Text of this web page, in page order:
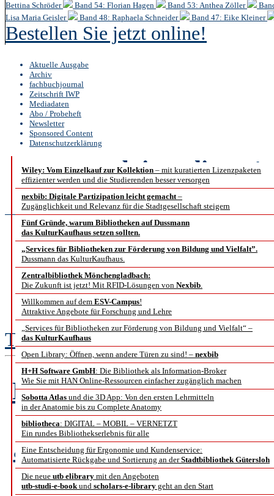
Bettina Schröder
Band 54: Florian Hagen Band 53: Anthea Zöller
Lisa Maria Geisler
Band 48: Raphaela Schneider Band 47: Eike Kleiner
Bestellen Sie jetzt online!
Aktuelle Ausgabe
Archiv
fachbuchjournal
Zeitschrift IWP
Mediadaten
Abo / Probeheft
Newsletter
Sponsored Content
Datenschutzerklärung
Wiley: Vom Einzelkauf zur Kollektion – mit kuratierten Lizenzpaketen
effizienter werden und die Studierenden besser versorgen
nexbib: Digitale Partizipation leicht gemacht–
Zugänglichkeit und Relevanz für die Stadtgesellschaft steigern
Fünf Gründe, warum Bibliotheken auf Dussmann
das KulturKaufhaus setzen sollten.
„Services für Bibliotheken zur Förderung von Bildung und Vielfalt”.
Dussmann das KulturKaufhaus.
Zentralbibliothek Mönchengladbach:
Die Zukunft ist jetzt! Mit RFID-Lösungen von Nexbib.
Willkommen auf dem ESV-Campus!
Attraktive Angebote für Forschung und Lehre
„Services für Bibliotheken zur Förderung von Bildung und Vielfalt“ –
das KulturKaufhaus
Open Library: Öffnen, wenn andere Türen zu sind! – nexbib
H+H Software GmbH: Die Bibliothek als Information-Broker
Wie Sie mit HAN Online-Ressourcen einfacher zugänglich machen
Sobotta Atlas und die 3D App: Von den ersten Lehrmitteln
in der Anatomie bis zu Complete Anatomy
bibliotheca: DIGITAL – MOBIL – VERNETZT
Ein rundes Bibliothekserlebnis für alle
Eine Entscheidung für Ergonomie und Kundenservice:
Automatisierte Rückgabe und Sortierung an derStadtbibliothek Gütersloh
Die neue utb elibrary mit den Angeboten
utb-studi-e-bookund scholars-e-library geht an den Start
b.i.t.online1 /
Die Bibliothek als
600 Jahre
Thomas Bürger
Dokumentspezifische
am Beispiel der